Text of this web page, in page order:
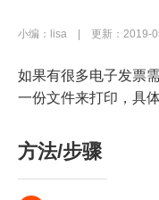
小编：lisa | 更新：2019-
如果有很多电子发票
一份文件来打印，具
方法/步骤